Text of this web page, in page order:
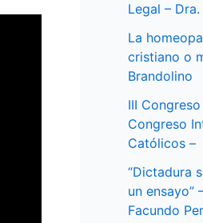
Legal –
La
cristiano o
Brandolino
III
Congreso
Católicos –
“Dictadura
un ensayo”
Facundo